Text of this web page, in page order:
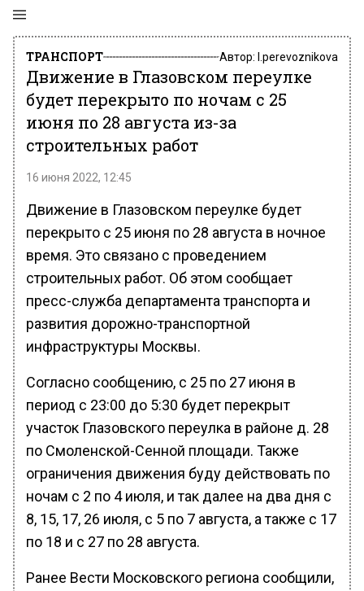
ТРАНСПОРТ Автор: l.perevoznikova
Движение в Глазовском переулке
будет перекрыто по ночам с 25
июня по 28 августа из-за
строительных работ
16 июня 2022, 12:45
Движение в Глазовском переулке будет
перекрыто с 25 июня по 28 августа в ночное
время. Это связано с проведением
строительных работ. Об этом сообщает
пресс-служба департамента транспорта и
развития дорожно-транспортной
инфраструктуры Москвы.
Согласно сообщению, с 25 по 27 июня в
период с 23:00 до 5:30 будет перекрыт
участок Глазовского переулка в районе д. 28
по Смоленской-Сенной площади. Также
ограничения движения буду действовать по
ночам с 2 по 4 июля, и так далее на два дня с
8, 15, 17, 26 июля, с 5 по 7 августа, а также с 17
по 18 и с 27 по 28 августа.
Ранее Вести Московского региона сообщили,